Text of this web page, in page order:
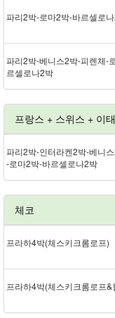
파리 2박 - 로마 2박 - 바르셀로
파리 2박 - 베니스 2박 - 피렌체 -
르셀로나 2박
프랑스 + 스위스 + 이
파리 2박 - 인터라켄 2박 - 베니
- 로마 2박 - 바르셀로나 2박
체코
프라하 4박(체스키크롬로프)
프라하 4박(체스키크롬로프&